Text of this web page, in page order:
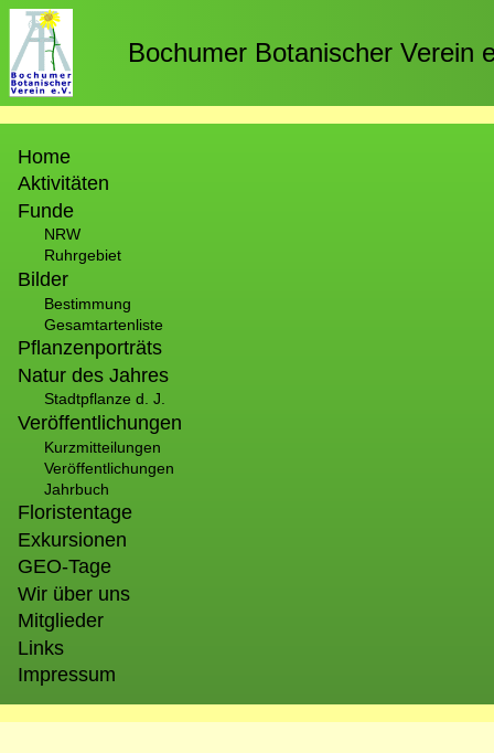
Direkt
zum
Inhalt
Bochumer Botanischer Verein
Home
Aktivitäten
Funde
NRW
Ruhrgebiet
Bilder
Bestimmung
Gesamtartenliste
Pflanzenporträts
Natur des Jahres
Stadtpflanze d. J.
Veröffentlichungen
Kurzmitteilungen
Veröffentlichungen
Jahrbuch
Floristentage
Exkursionen
GEO-Tage
Wir über uns
Mitglieder
Links
Impressum